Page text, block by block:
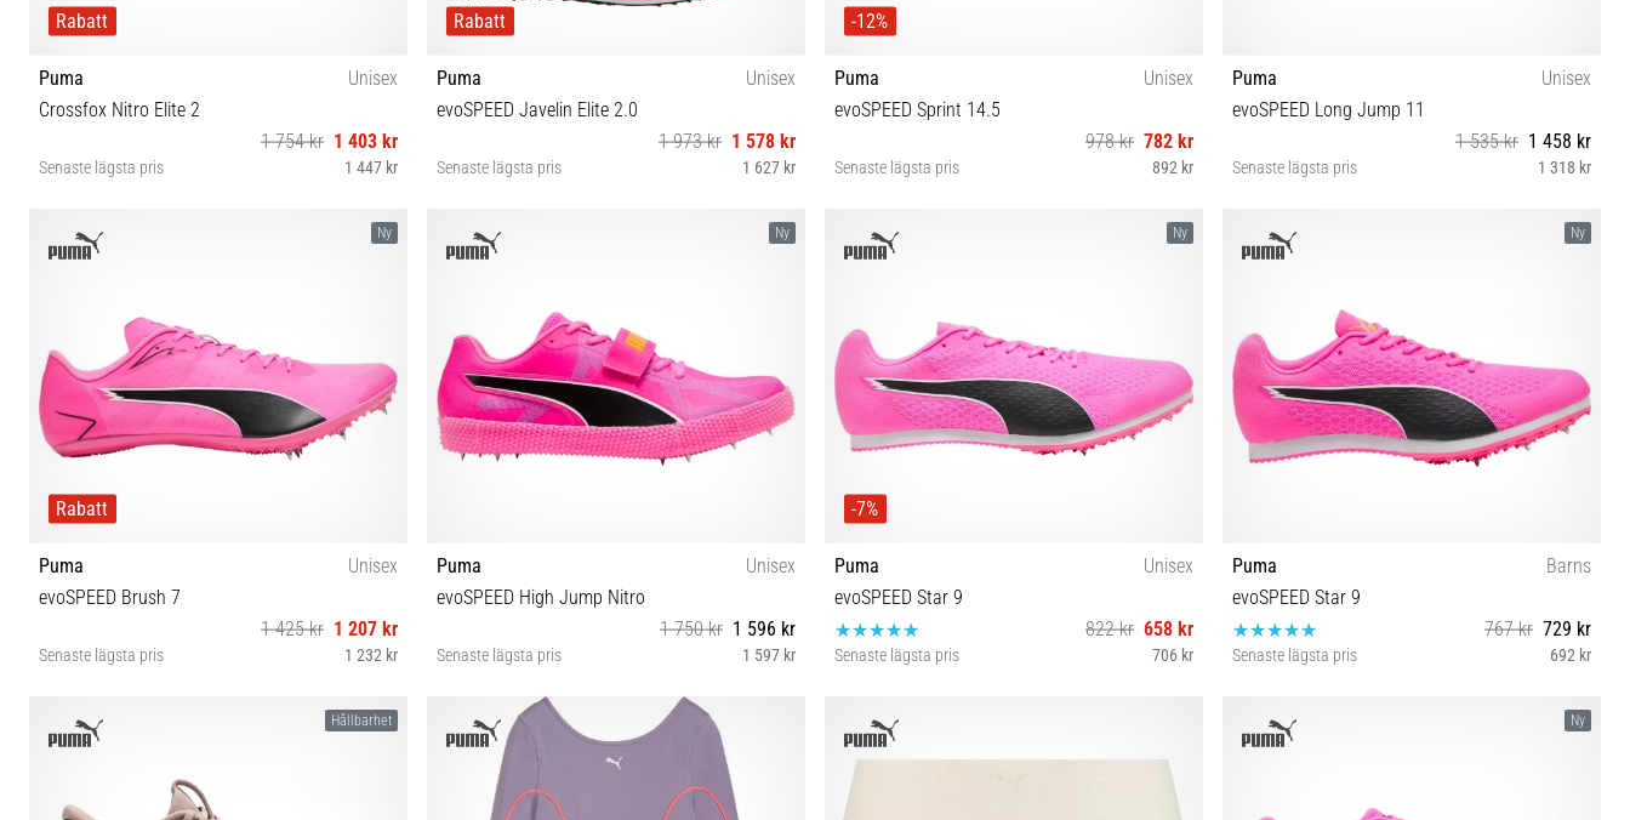
Rabatt
Puma
Unisex
Crossfox Nitro Elite 2
1 754 kr 1 403 kr
Senaste lägsta pris 1 447 kr
38 38½ 39 40 40½ 41 42 42½ 43 44 44½ 45 46 47
Rabatt
Puma
Unisex
evoSPEED Javelin Elite 2.0
1 973 kr 1 578 kr
Senaste lägsta pris 1 627 kr
-12%
Puma
Unisex
evoSPEED Sprint 14.5
978 kr 782 kr
Senaste lägsta pris 892 kr
40 40½ 41 42 42½ 43 44 44½ 46 46½
Puma
Unisex
evoSPEED Long Jump 11
1 535 kr 1 458 kr
Senaste lägsta pris 1 318 kr
Ny
Rabatt
Puma
Unisex
evoSPEED Brush 7
1 425 kr 1 207 kr
Senaste lägsta pris 1 232 kr
38½ 40 40½ 42 42½ 43 44 44½ 45
Ny
Puma
Unisex
evoSPEED High Jump Nitro
1 750 kr 1 596 kr
Senaste lägsta pris 1 597 kr
38 38½ 41 44 44½ 48½
Ny
-7%
Puma
Unisex
evoSPEED Star 9
822 kr 658 kr
Senaste lägsta pris 706 kr
40 40½ 41 42 42½ 43 44 44½ 45 46 46½ 47
Ny
Puma
Barns
evoSPEED Star 9
767 kr 729 kr
Senaste lägsta pris 692 kr
Hållbarhet Ny